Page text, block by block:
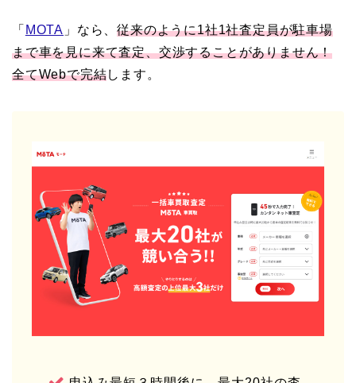
「 MOTA 」なら、従来のように1社1社査定員が駐車場
まで車を見に来て査定、交渉することがありません！
全てWebで完結します。